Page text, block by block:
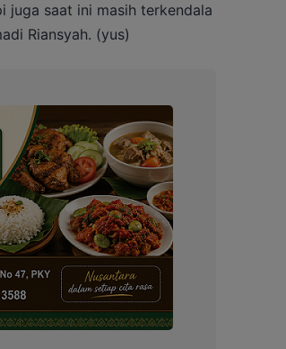
juga saat ini masih terkendala
Riansyah. (yus)